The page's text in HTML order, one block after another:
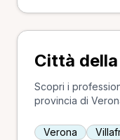
Città
Scopri i
provincia di
Verona